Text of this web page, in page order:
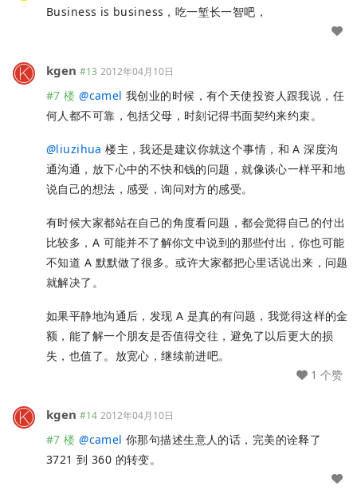
Business is business，吃一堑长一智吧，
kgen #13 2012年04月10日
#7 楼 @camel 我创业的时候，有个天使投资人跟我说，任
何人都不可靠，包括父母，时刻记得书面契约来约束。
@liuzihua 楼主，我还是建议你就这个事情，和 A 深度沟
通沟通，放下心中的不快和钱的问题，就像谈心一样平和地
说自己的想法，感受，询问对方的感受。
有时候大家都站在自己的角度看问题，都会觉得自己的付出
比较多，A 可能并不了解你文中说到的那些付出，你也可能
不知道 A 默默做了很多。或许大家都把心里话说出来，问题
就解决了。
如果平静地沟通后，发现 A 是真的有问题，我觉得这样的金
额，能了解一个朋友是否值得交往，避免了以后更大的损
失，也值了。放宽心，继续前进吧。
1 个赞
kgen #14 2012年04月10日
#7 楼 @camel 你那句描述生意人的话，完美的诠释了
3721 到 360 的转变。